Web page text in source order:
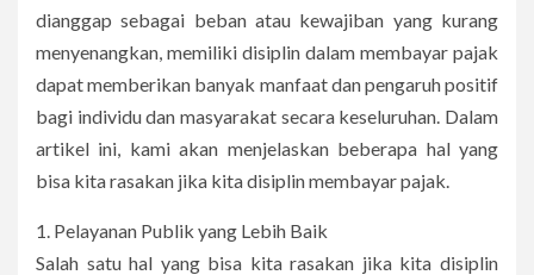
dianggap sebagai beban atau kewajiban yang kurang
menyenangkan, memiliki disiplin dalam membayar pajak
dapat memberikan banyak manfaat dan pengaruh positif
bagi individu dan masyarakat secara keseluruhan. Dalam
artikel ini, kami akan menjelaskan beberapa hal yang
bisa kita rasakan jika kita disiplin membayar pajak.
1. Pelayanan Publik yang Lebih Baik
Salah satu hal yang bisa kita rasakan jika kita disiplin